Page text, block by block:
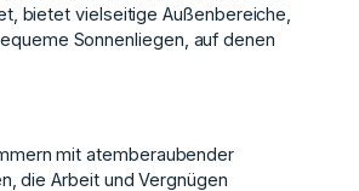
bietet vielseitige Außenbereiche,
Sonnenliegen, auf denen
mit atemberaubender
die Arbeit und Vergnügen